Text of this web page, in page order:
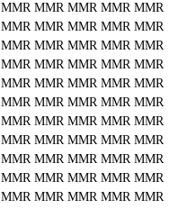
MMR MMR MMR MMR MMR
MMR MMR MMR MMR MMR
MMR MMR MMR MMR MMR
MMR MMR MMR MMR MMR
MMR MMR MMR MMR MMR
MMR MMR MMR MMR MMR
MMR MMR MMR MMR MMR
MMR MMR MMR MMR MMR
MMR MMR MMR MMR MMR
MMR MMR MMR MMR MMR
MMR MMR MMR MMR MMR